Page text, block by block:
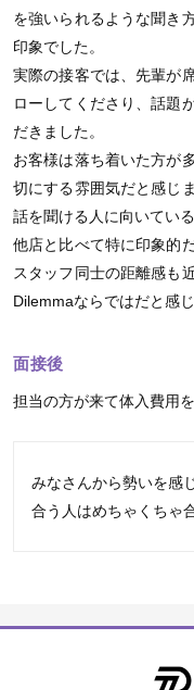
を強いられるような聞き
印象でした。
実際の接客では、先輩が
ローしてくださり、話題
だきました。
お客様は落ち着いた方が
切にする雰囲気だと感じ
話を聞ける人に向いてい
他店と比べて特に印象的
スタッフ同士の距離感も
Dilemmaならではだと感じ
面接後
担当の方が来て体入費用
みなさんから勢いを感
合う人はめちゃくちゃ